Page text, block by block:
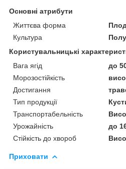
Основні атрибути
Життєва форма
Культура
Користувальницькі
Вага ягід
до
Морозостійкість
Достигання
Тип продукції
Транспортабельність
Урожайність
до
Стійкість до хвороб
Приховати